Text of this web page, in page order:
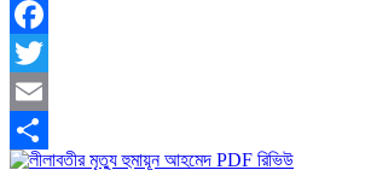
Facebook
Twitter
Email